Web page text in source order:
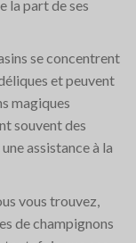
la part de ses
se concentrent
et peuvent
magiques
souvent des
assistance à la
vous trouvez,
de champignons